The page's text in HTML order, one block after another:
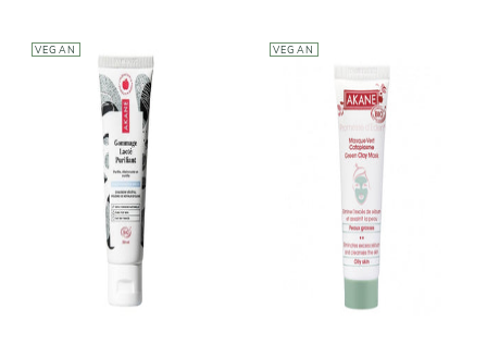
VEGAN
AKANE
Gommage
Lacté Purifiant
14,50€
VEGAN
AKANE
Masque Vert
Cataplasme -
Anti-
imperfections